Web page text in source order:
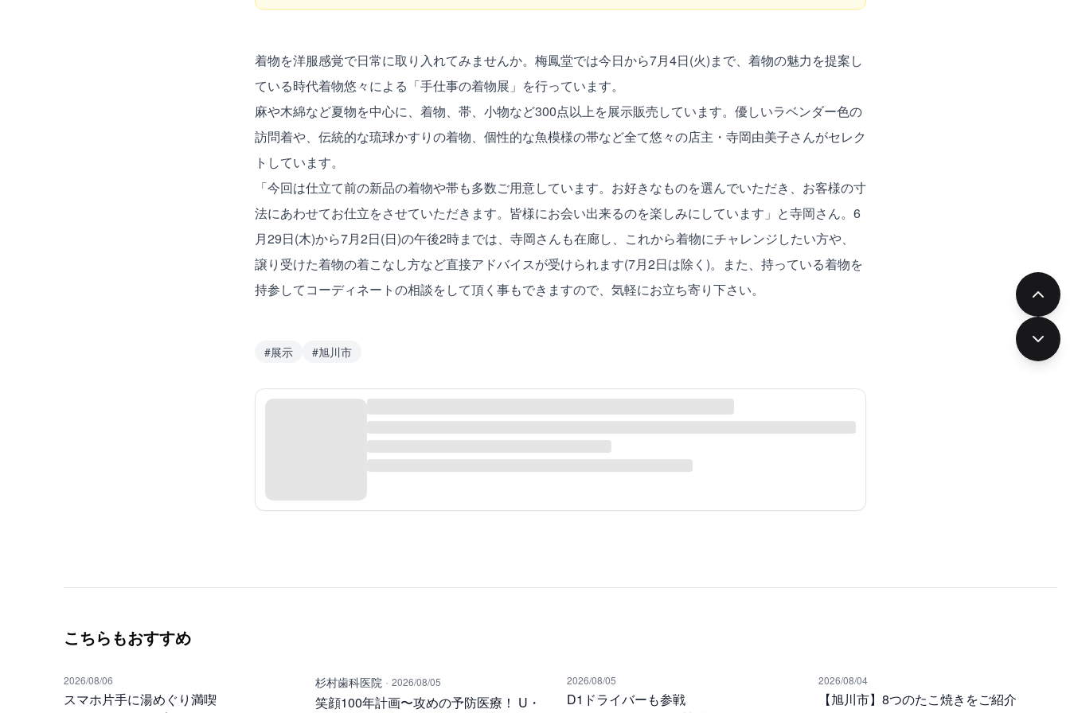
着物を洋服感覚で日常に取り入れてみませんか。梅鳳堂では今日から7月4日(火)まで、着物の魅力を提案し
ている時代着物悠々による「手仕事の着物展」を行っています。
麻や木綿など夏物を中心に、着物、帯、小物など300点以上を展示販売しています。優しいラベンダー色の
訪問着や、伝統的な琉球かすりの着物、個性的な魚模様の帯など全て悠々の店主・寺岡由美子さんがセレク
トしています。
「今回は仕立て前の新品の着物や帯も多数ご用意しています。お好きなものを選んでいただき、お客様の寸
法にあわせてお仕立をさせていただきます。皆様にお会い出来るのを楽しみにしています」と寺岡さん。6
月29日(木)から7月2日(日)の午後2時までは、寺岡さんも在廊し、これから着物にチャレンジしたい方や、
譲り受けた着物の着こなし方など直接アドバイスが受けられます(7月2日は除く)。また、持っている着物を
持参してコーディネートの相談をして頂く事もできますので、気軽にお立ち寄り下さい。
#展示 #旭川市
こちらもおすすめ
2026/08/06
スマホ片手に湯めぐり満喫
杉村歯科医院 · 2026/08/05
笑顔100年計画〜攻めの予防医療！ U・
2026/08/05
D1ドライバーも参戦
2026/08/04
【旭川市】8つのたこ焼きをご紹介